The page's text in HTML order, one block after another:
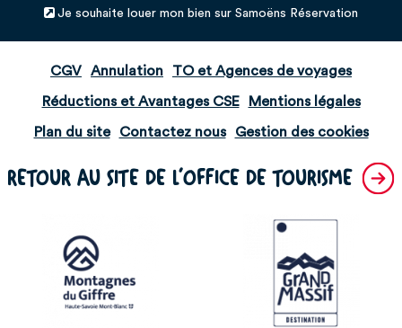
Je souhaite louer mon bien sur Samoëns Réservation
CGV Annulation TO et Agences de voyages
Réductions et Avantages CSE Mentions légales
Plan du site Contactez nous Gestion des cookies
RETOUR AU SITE DE L'OFFICE DE TOURISME